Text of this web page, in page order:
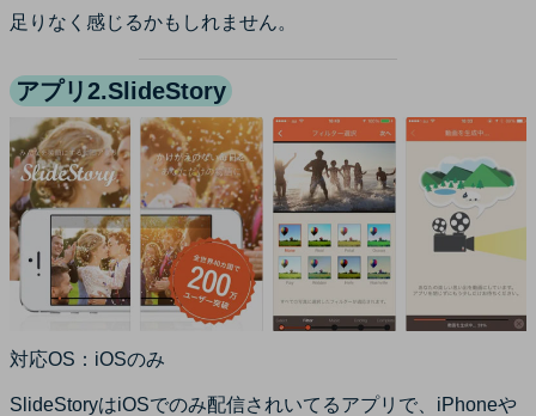
足りなく感じるかもしれません。
アプリ2.SlideStory
対応OS：iOSのみ
SlideStoryはiOSでのみ配信されいてるアプリで、iPhoneや